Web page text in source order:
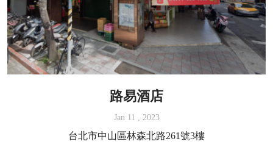
路易酒店
Jan 11 , 2023
台北市中山區林森北路261號3樓